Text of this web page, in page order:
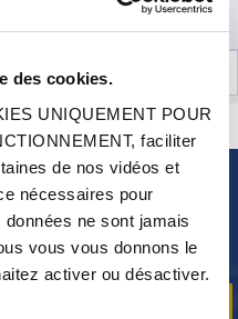
des cookies.
UNIQUEMENT POUR
faciliter
de nos vidéos et
nécessaires pour
ne sont jamais
vous vous donnons le
activer ou désactiver.
CONTACTEZ-NOUS
produits